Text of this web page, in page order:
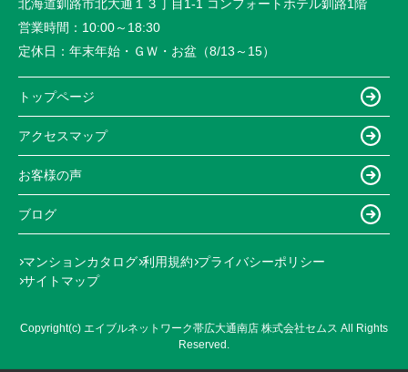
北海道釧路市北大通１３丁目1-1 コンフォートホテル釧路1階
営業時間： 10:00～18:30
定休日： 年末年始・ＧＷ・お盆（8/13～15）
トップページ
アクセスマップ
お客様の声
ブログ
マンションカタログ 利用規約 プライバシーポリシー
サイトマップ
Copyright(c) エイブルネットワーク帯広大通南店 株式会社セムス All Rights
Reserved.